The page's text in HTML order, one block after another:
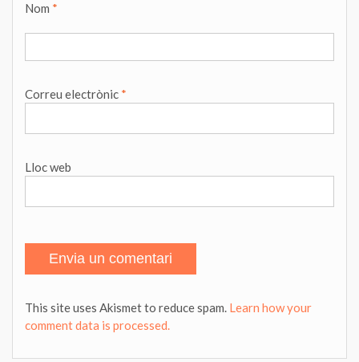
Nom *
Correu electrònic *
Lloc web
This site uses Akismet to reduce spam. Learn how your
comment data is processed.